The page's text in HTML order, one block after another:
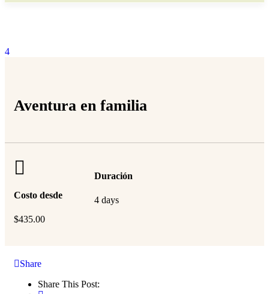
4
Aventura en familia
Costo desde
$435.00
Duración
4 days
Share
Share This Post: